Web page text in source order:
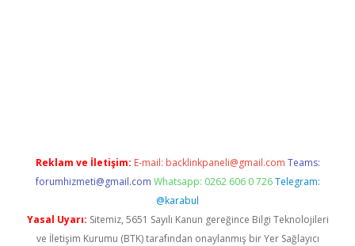
Reklam ve İletişim: E-mail: backlinkpaneli@gmail.com Teams:
forumhizmeti@gmail.com Whatsapp: 0262 606 0 726 Telegram:
@karabul
Yasal Uyarı: Sitemiz, 5651 Sayılı Kanun gereğince Bilgi Teknolojileri
ve İletişim Kurumu (BTK) tarafından onaylanmış bir Yer Sağlayıcı